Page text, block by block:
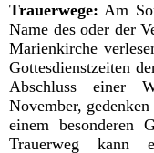
Trauerwege: Am
Name des oder der
Marienkirche
Gottesdienstzeiten
Abschluss einer
November,
einem besonderen
Trauerweg